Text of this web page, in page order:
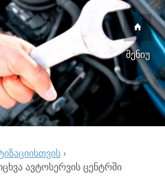
მენიუ
›
ავტოსერვის ცენტრში